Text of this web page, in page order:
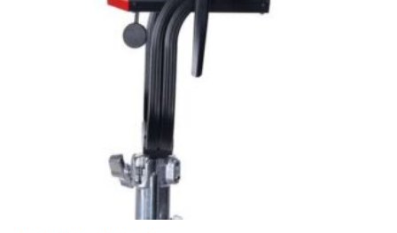
trabalho perfeita em setups profissionais. A alimentação é
flexível graças à suacompatibilidade com baterias V-
(suporta 14.4V, 26V e 28.8V) ou AC com a unidade de
controlo incluída. Para especificações detalhadas e
acessórios, consulte as listagens na
utilizado em cinema, publicidade ou produções de estúdio, o
LS 600c Pro II é uma solução potente e fiável para qualquer
setup de iluminação sério.